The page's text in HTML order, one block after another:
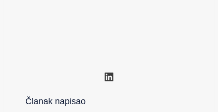
LinkedIn
Članak napisao